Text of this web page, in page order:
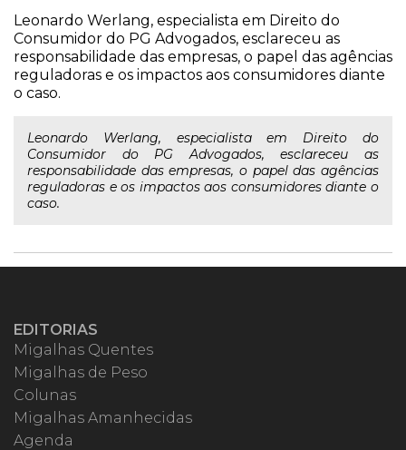
Leonardo Werlang, especialista em Direito do
Consumidor do PG Advogados, esclareceu as
responsabilidade das empresas, o papel das agências
reguladoras e os impactos aos consumidores diante
o caso.
Leonardo Werlang, especialista em Direito do
Consumidor do PG Advogados, esclareceu as
responsabilidade das empresas, o papel das agências
reguladoras e os impactos aos consumidores diante o
caso.
EDITORIAS
Migalhas Quentes
Migalhas de Peso
Colunas
Migalhas Amanhecidas
Agenda